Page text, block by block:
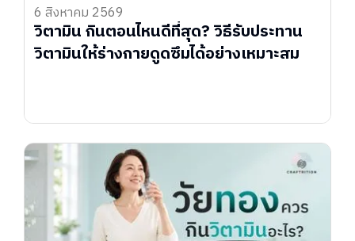
6 สิงหาคม 2569
วิตามิน กินตอนไหนดีที่สุด? วิธีรับประทาน
วิตามินให้ร่างกายดูดซึมได้อย่างเหมาะสม